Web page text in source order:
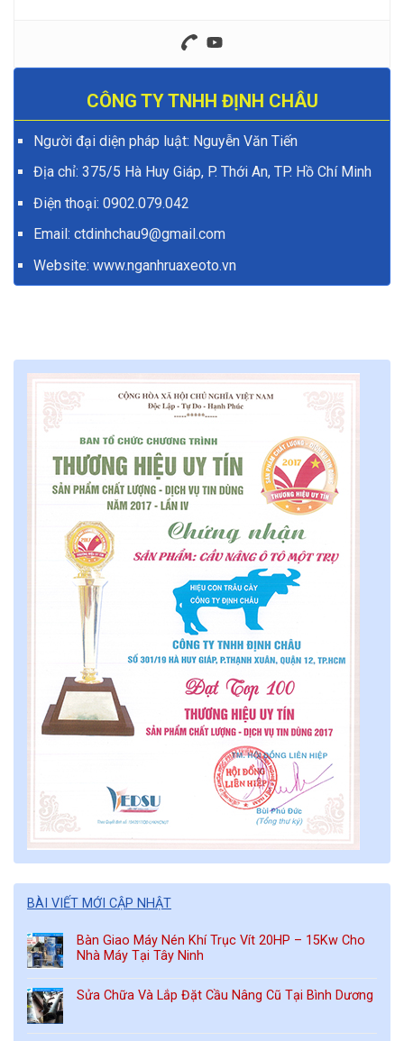
CÔNG TY TNHH ĐỊNH CHÂU
Người đại diện pháp luật: Nguyễn Văn Tiến
Địa chỉ: 375/5 Hà Huy Giáp, P. Thới An, TP. Hồ Chí Minh
Điện thoại: 0902.079.042
Email: ctdinhchau9@gmail.com
Website: www.nganhruaxeoto.vn
BÀI VIẾT MỚI CẬP NHẬT
Bàn Giao Máy Nén Khí Trục Vít 20HP – 15Kw Cho
Nhà Máy Tại Tây Ninh
Sửa Chữa Và Lắp Đặt Cầu Nâng Cũ Tại Bình Dương